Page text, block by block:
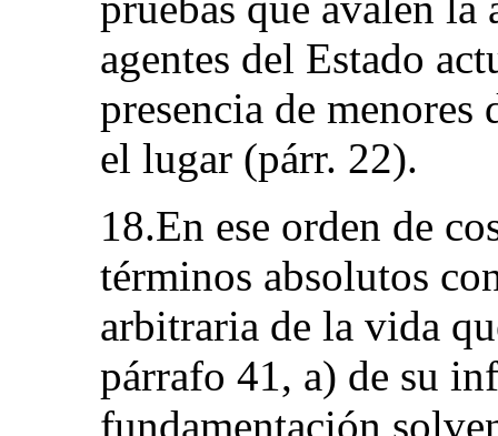
agentes del Estado
presencia de menores
el lugar (párr. 22).
18.En ese orden de
términos absolutos
arbitraria de la vida
párrafo 41, a) de su
fundamentación